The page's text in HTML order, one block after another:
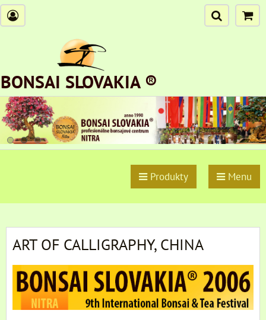
BONSAI SLOVAKIA ®
Produkty Menu
ART OF CALLIGRAPHY, CHINA